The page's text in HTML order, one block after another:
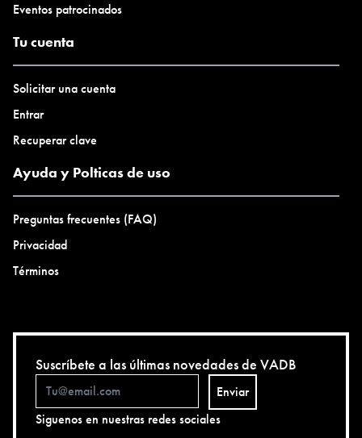
Eventos patrocinados
Tu cuenta
Solicitar una cuenta
Entrar
Recuperar clave
Ayuda y Polticas de uso
Preguntas frecuentes (FAQ)
Privacidad
Términos
Suscríbete a las últimas novedades de VADB
Enviar
Siguenos en nuestras redes sociales